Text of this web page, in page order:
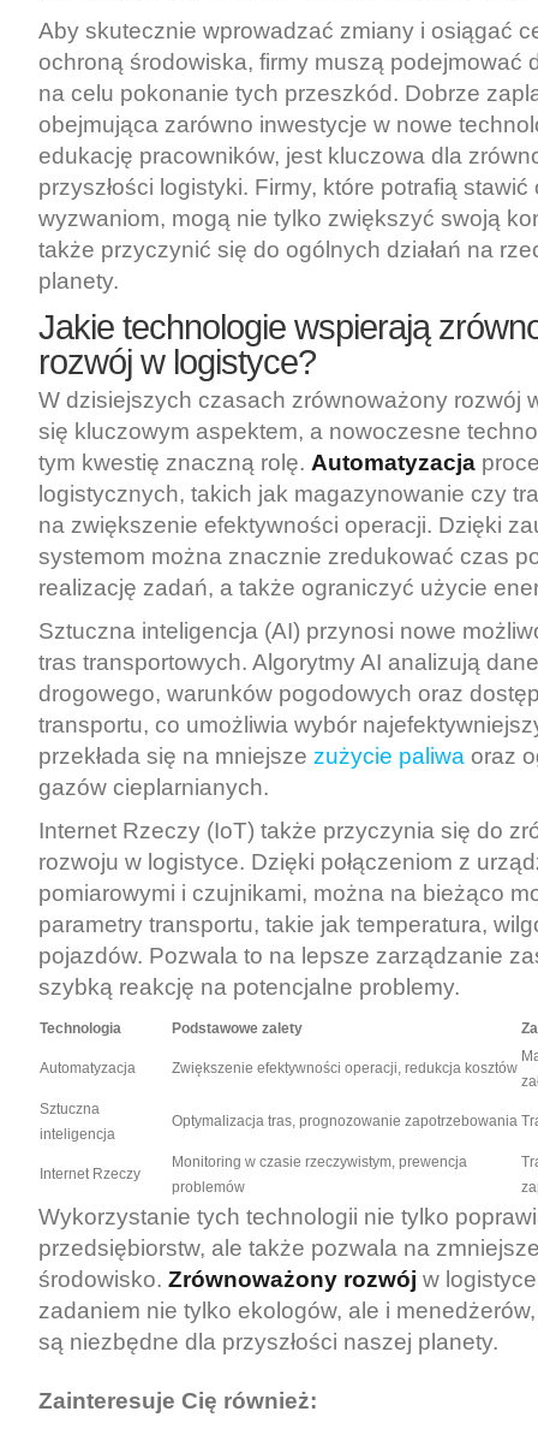
Aby skutecznie wprowadzać zmiany i osiągać
ochroną środowiska, firmy muszą podejmować
na celu pokonanie tych przeszkód. Dobrze
obejmująca zarówno inwestycje w nowe
edukację pracowników, jest kluczowa dla
przyszłości logistyki. Firmy, które potrafią stawić
wyzwaniom, mogą nie tylko zwiększyć swoją
także przyczynić się do ogólnych działań na
planety.
Jakie technologie wspierają
rozwój w logistyce?
W dzisiejszych czasach zrównoważony rozwój
się kluczowym aspektem, a nowoczesne
tym kwestię znaczną rolę. Automatyzacja
logistycznych, takich jak magazynowanie czy
na zwiększenie efektywności operacji. Dzięki
systemom można znacznie zredukować czas
realizację zadań, a także ograniczyć użycie
Sztuczna inteligencja (AI) przynosi nowe
tras transportowych. Algorytmy AI analizują
drogowego, warunków pogodowych oraz
transportu, co umożliwia wybór
przekłada się na mniejsze zużycie paliwa oraz
gazów cieplarnianych.
Internet Rzeczy (IoT) także przyczynia się do
rozwoju w logistyce. Dzięki połączeniom z
pomiarowymi i czujnikami, można na bieżąco
parametry transportu, takie jak temperatura,
pojazdów. Pozwala to na lepsze zarządzanie
szybką reakcję na potencjalne problemy.
Technologia Podstawowe zalety
Automatyzacja Zwiększenie efektywności operacji, redukcja kosztów
Sztuczna
inteligencja
Optymalizacja tras, prognozowanie zapotrzebowania
Internet Rzeczy
Monitoring w czasie rzeczywistym, prewencja
problemów
Wykorzystanie tych technologii nie tylko
przedsiębiorstw, ale także pozwala na
środowisko. Zrównoważony rozwój w
zadaniem nie tylko ekologów, ale i
są niezbędne dla przyszłości naszej planety.
Zainteresuje Cię również: